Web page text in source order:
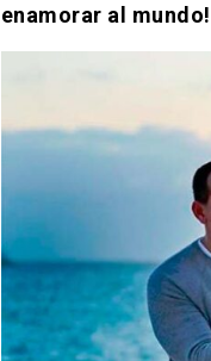
enamorar al mundo!